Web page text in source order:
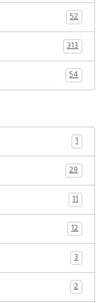
52
313
54
1
29
11
12
3
2